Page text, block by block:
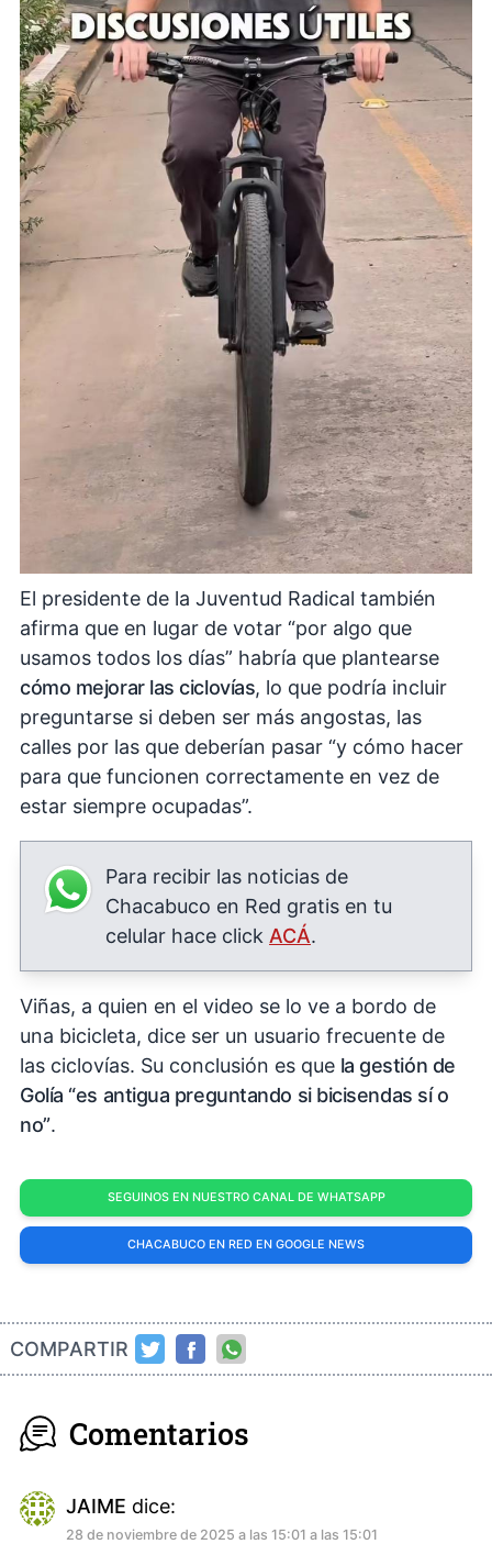
El presidente de la Juventud Radical también
afirma que en lugar de votar “por algo que
usamos todos los días” habría que plantearse
cómo mejorar las ciclovías, lo que podría incluir
preguntarse si deben ser más angostas, las
calles por las que deberían pasar “y cómo hacer
para que funcionen correctamente en vez de
estar siempre ocupadas”.
Para recibir las noticias de
Chacabuco en Red gratis en tu
celular hace click ACÁ.
Viñas, a quien en el video se lo ve a bordo de
una bicicleta, dice ser un usuario frecuente de
las ciclovías. Su conclusión es que la gestión de
Golía “es antigua preguntando si bicisendas sí o
no”.
SEGUINOS EN NUESTRO CANAL DE WHATSAPP
CHACABUCO EN RED EN GOOGLE NEWS
COMPARTIR
Comentarios
JAIME dice:
28 de noviembre de 2025 a las 15:01 a las 15:01